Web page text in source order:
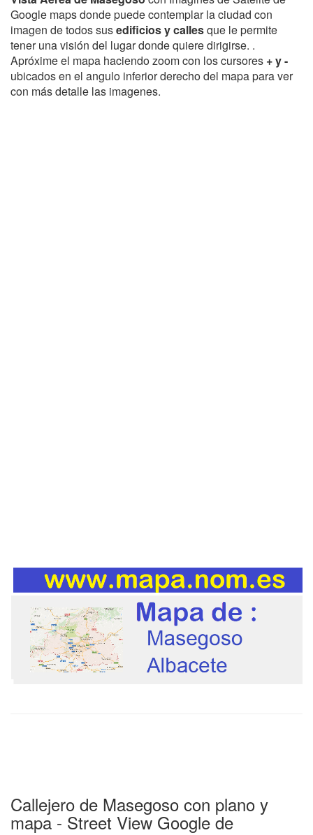
Google maps donde puede contemplar la ciudad con
imagen de todos susedificios y callesque le permite
tener una visión del lugar donde quiere dirigirse. .
Apróxime el mapa haciendo zoom con los cursores + y -
ubicados en el angulo inferior derecho del mapa para ver
con más detalle las imagenes.
Callejero de Masegoso con plano y
mapa - Street View Google de